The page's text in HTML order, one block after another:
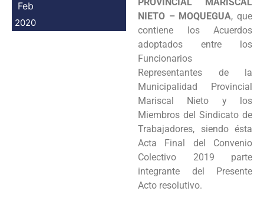
Feb
2020
NIETO – MOQUEGUA, que
contiene los Acuerdos
adoptados entre los
Funcionarios
Representantes de la
Municipalidad Provincial
Mariscal Nieto y los
Miembros del Sindicato de
Trabajadores, siendo ésta
Acta Final del Convenio
Colectivo 2019 parte
integrante del Presente
Acto resolutivo.